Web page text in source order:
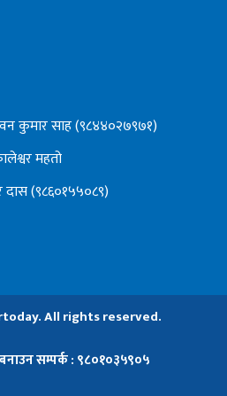
कुमार साह (९८४४०२७९७१)
महतो
दास (९८६०१५५०८९)
All rights reserved.
सम्पर्क : ९८०१०३५९०५